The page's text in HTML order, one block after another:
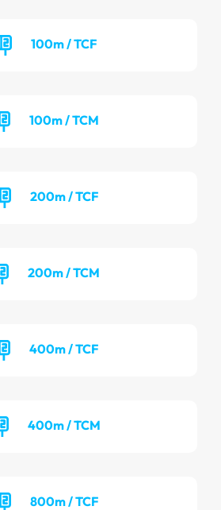
100m / TCF
100m / TCM
200m / TCF
200m / TCM
400m / TCF
400m / TCM
800m / TCF